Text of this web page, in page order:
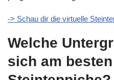
-> Schau dir die virtuelle
Welche
sich am